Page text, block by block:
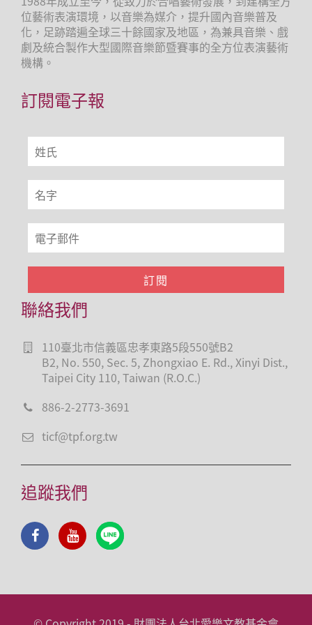
位藝術表演環境，以音樂為媒介，提升國內音樂普及
化，足跡踏遍全球三十餘國家及地區，為兼具音樂、戲
劇及統合製作大型國際音樂節暨賽事的全方位表演藝術
機構。
訂閱電子報
聯絡我們
110臺北市信義區忠孝東路5段550號B2
B2, No. 550, Sec. 5, Zhongxiao E. Rd., Xinyi Dist.,
Taipei City 110, Taiwan (R.O.C.)
886-2-2773-3691
ticf@tpf.org.tw
追蹤我們